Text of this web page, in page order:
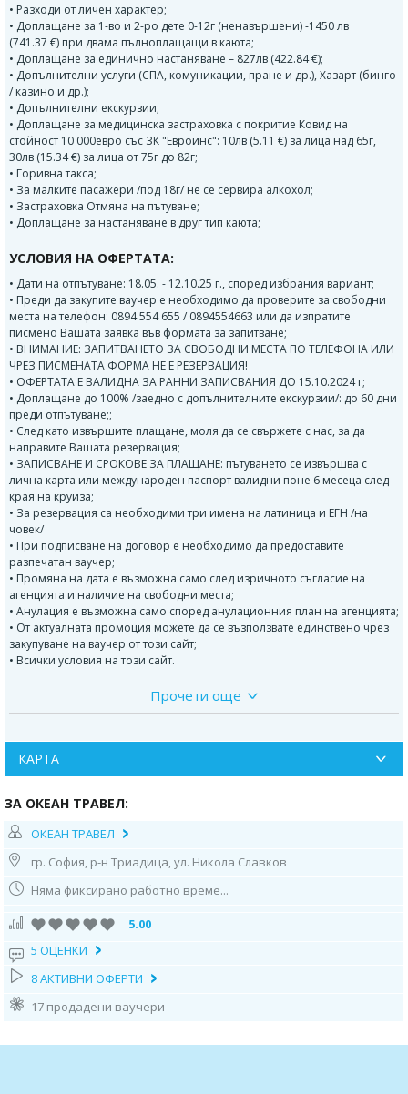
• Разходи от личен характер;
• Доплащане за 1-во и 2-ро дете 0-12г (ненавършени) -1450 лв
(741.37 €) при двама пълноплащащи в каюта;
• Доплащане за единично настаняване – 827лв (422.84 €);
• Допълнителни услуги (СПА, комуникации, пране и др.), Хазарт (бинго
/ казино и др.);
• Допълнителни екскурзии;
• Доплащане за медицинска застраховка с покритие Ковид на
стойност 10 000евро със ЗК "Евроинс": 10лв (5.11 €) за лица над 65г,
30лв (15.34 €) за лица от 75г до 82г;
• Горивна такса;
• За малките пасажери /под 18г/ не се сервира алкохол;
• Застраховка Отмяна на пътуване;
• Доплащане за настаняване в друг тип каюта;
УСЛОВИЯ НА ОФЕРТАТА:
• Дати на отпътуване: 18.05. - 12.10.25 г., според избрания вариант;
• Преди да закупите ваучер е необходимо да проверите за свободни
места на телефон: 0894 554 655 / 0894554663 или да изпратите
писмено Вашата заявка във формата за запитване;
• ВНИМАНИЕ: ЗАПИТВАНЕТО ЗА СВОБОДНИ МЕСТА ПО ТЕЛЕФОНА ИЛИ
ЧРЕЗ ПИСМЕНАТА ФОРМА НЕ Е РЕЗЕРВАЦИЯ!
• ОФЕРТАТА Е ВАЛИДНА ЗА РАННИ ЗАПИСВАНИЯ ДО 15.10.2024 г;
• Доплащане до 100% /заедно с допълнителните екскурзии/: до 60 дни
преди отпътуване;;
• След като извършите плащане, моля да се свържете с нас, за да
направите Вашата резервация;
• ЗАПИСВАНЕ И СРОКОВЕ ЗА ПЛАЩАНЕ: пътуването се извършва с
лична карта или международен паспорт валидни поне 6 месеца след
края на круиза;
• За резервация са необходими три имена на латиница и ЕГН /на
човек/
• При подписване на договор е необходимо да предоставите
разпечатан ваучер;
• Промяна на дата е възможна само след изричното съгласие на
агенцията и наличие на свободни места;
• Анулация е възможна само според анулационния план на агенцията;
• От актуалната промоция можете да се възползвате единствено чрез
закупуване на ваучер от този сайт;
• Всички условия на този сайт.
о.Миконос – о.Милос – Пирея /Атина – Солун
Ден и
дестинация
Пристанище
Неделя Солун
/Ираклион/
Прочети още
КАРТА
ЗА ОКЕАН ТРАВЕЛ:
ОКЕАН ТРАВЕЛ
гр. София, р-н Триадица, ул. Никола Славков
Няма фиксирано работно време...
5.00
5 ОЦЕНКИ
8 АКТИВНИ ОФЕРТИ
17 продадени ваучери